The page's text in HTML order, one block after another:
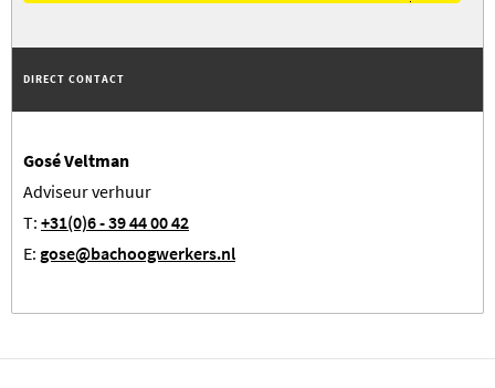
DIRECT CONTACT
Gosé Veltman
Adviseur verhuur
T: +31(0)6 - 39 44 00 42
E: gose@bachoogwerkers.nl